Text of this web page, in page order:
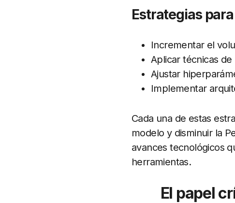
Estrategias
Incrementar el
Aplicar técnicas
Ajustar
Implementar
Cada una de estas
modelo y disminuir la
avances tecnológicos
herramientas.
El papel